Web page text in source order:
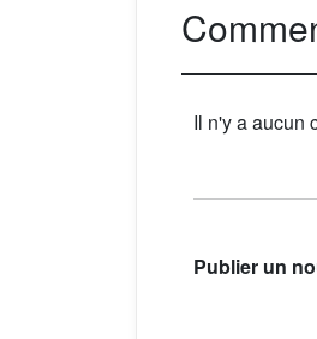
Il n'y a aucun
Publier un